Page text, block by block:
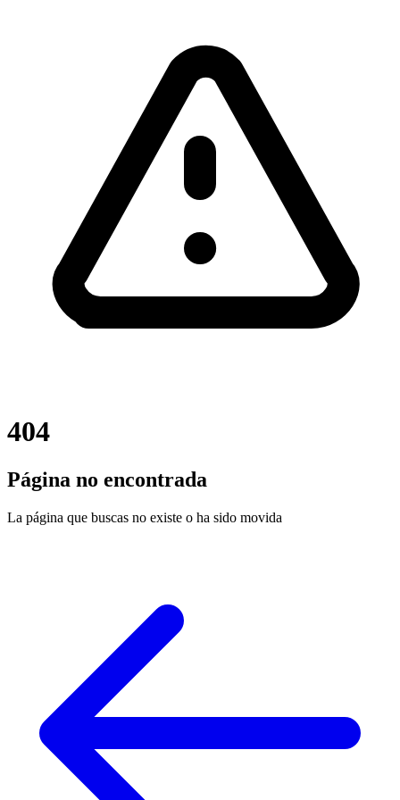
404
Página no encontrada
La página que buscas no existe o ha sido movida